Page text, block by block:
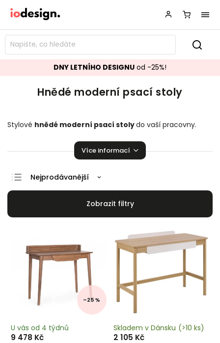
DNY LETNÍHO DESIGNU od -25%!
Hnědé moderní psací stoly
Stylové hnědé moderní psací stolydo vaší pracovny.
Více informací
Doporučujeme
Nejprodávanější
–25 %
U vás od 4 týdnů
9 478 Kč
Skladem v Dánsku (>10 ks)
2 105 Kč